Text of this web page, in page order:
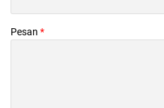
Pesan *